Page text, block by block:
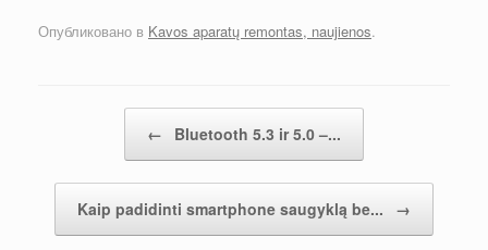
Опубликовано в Kavos aparatų remontas, naujienos.
← Bluetooth 5.3 ir 5.0 –...
Kaip padidinti smartphone saugyklą be... →